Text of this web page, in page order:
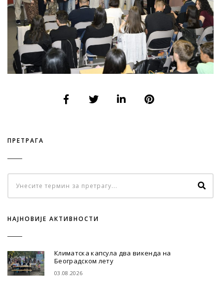
ПРЕТРАГА
НАЈНОВИЈЕ АКТИВНОСТИ
Климатска капсула два викенда на
Београдском лету
03.08.2026